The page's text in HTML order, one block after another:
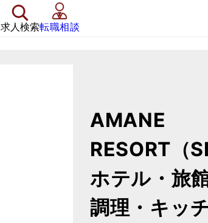
求人検索転職相談
AMANE
RESORT（
ホテル・旅
調理・キッ